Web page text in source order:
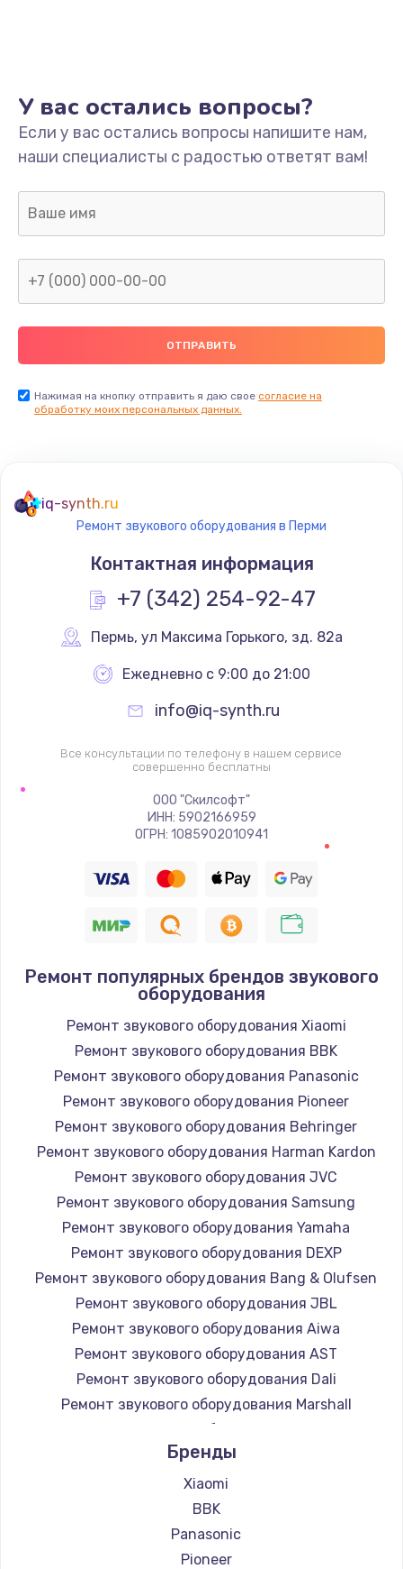
Не включается
1400 руб.
Заказать
Нет звука
800 руб.
Не видит флешку
400 руб.
Заказать
900 руб.
Заказать
900 руб.
Заказать
Не работает
Заказать
880 руб.
Заказать
Программный ремонт/прошивка
390 руб.
Заказать
Замена Bluetooth/Wi-Fi модуля
800 руб.
Заказать
Замена картридера
890 руб.
Заказать
Замена микросхемы NFC
1100 руб.
Заказать
Замена шим-контроллера
3900 руб.
Заказать
Настройка Wi-Fi
1030 руб.
Заказать
У вас остались вопросы?
Если у вас остались вопросы напишите нам,
наши специалисты с радостью ответят вам!
Нажимая на кнопку отправить я даю свое согласие на
обработку моих персональных данных.
iq-synth.ru
Ремонт звукового оборудования в Перми
Контактная информация
+7 (342) 254-92-47
Пермь, ул Максима Горького, зд. 82а
Ежедневно с 9:00 до 21:00
info@iq-synth.ru
Все консультации по телефону в нашем сервисе
совершенно бесплатны
ООО "Скилсофт"
ИНН: 5902166959
ОГРН: 1085902010941
Ремонт популярных брендов звукового
оборудования
Ремонт звукового оборудования Xiaomi
Ремонт звукового оборудования BBK
Ремонт звукового оборудования Panasonic
Ремонт звукового оборудования Pioneer
Ремонт звукового оборудования Behringer
Ремонт звукового оборудования Harman Kardon
Ремонт звукового оборудования JVC
Ремонт звукового оборудования Samsung
Ремонт звукового оборудования Yamaha
Ремонт звукового оборудования DEXP
Ремонт звукового оборудования Bang & Olufsen
Ремонт звукового оборудования JBL
Ремонт звукового оборудования Aiwa
Ремонт звукового оборудования AST
Ремонт звукового оборудования Dali
Ремонт звукового оборудования Marshall
Ремонт звукового оборудования Supra
Бренды
Xiaomi
BBK
Panasonic
Pioneer